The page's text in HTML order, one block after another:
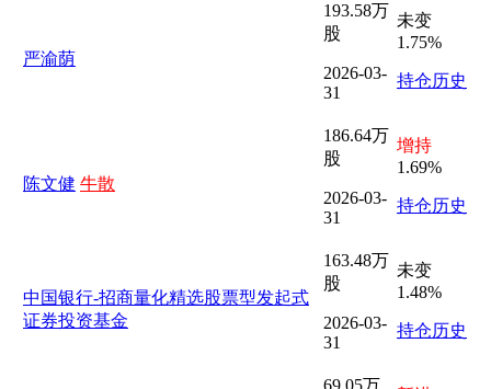
严渝荫
193.58万
股
2026-03-
31
未变
1.75%
持仓历史
陈文健 牛散
186.64万
股
2026-03-
31
增持
1.69%
持仓历史
中国银行-招商量化精选股票型发起式
证券投资基金
163.48万
股
2026-03-
31
未变
1.48%
持仓历史
69.05万